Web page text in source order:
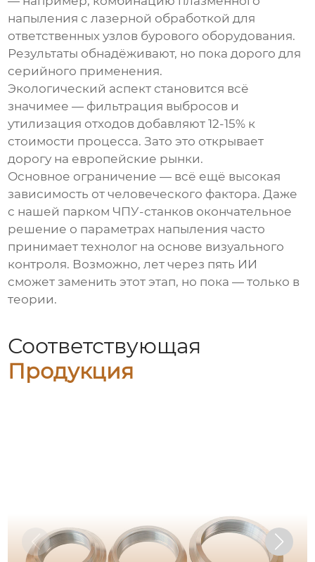
напыления с лазерной обработкой для
ответственных узлов бурового оборудования.
Результаты обнадёживают, но пока дорого для
серийного применения.
Экологический аспект становится всё
значимее — фильтрация выбросов и
утилизация отходов добавляют 12-15% к
стоимости процесса. Зато это открывает
дорогу на европейские рынки.
Основное ограничение — всё ещё высокая
зависимость от человеческого фактора. Даже
с нашей парком ЧПУ-станков окончательное
решение о параметрах напыления часто
принимает технолог на основе визуального
контроля. Возможно, лет через пять ИИ
сможет заменить этот этап, но пока — только в
теории.
Соответствующая
Продукция